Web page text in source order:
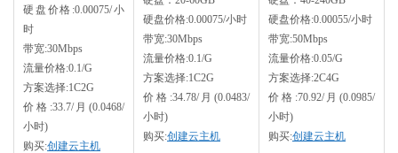
硬盘价格:0.00075/小
时
带宽:30Mbps
流量价格:0.1/G
方案选择:1C2G
价格:33.7/月(0.0468/
小时)
购买:创建云主机
硬盘价格:0.00075/小时
带宽:30Mbps
流量价格:0.1/G
方案选择:1C2G
价格:34.78/月(0.0483/
小时)
购买:创建云主机
硬盘价格:0.00055/小时
带宽:50Mbps
流量价格:0.05/G
方案选择:2C4G
价格:70.92/月(0.0985/
小时)
购买:创建云主机